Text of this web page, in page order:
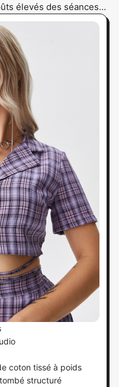
élevés des séances
d'essayage
numérique et à la
sur modèle.
coton tissé à poids
structuré